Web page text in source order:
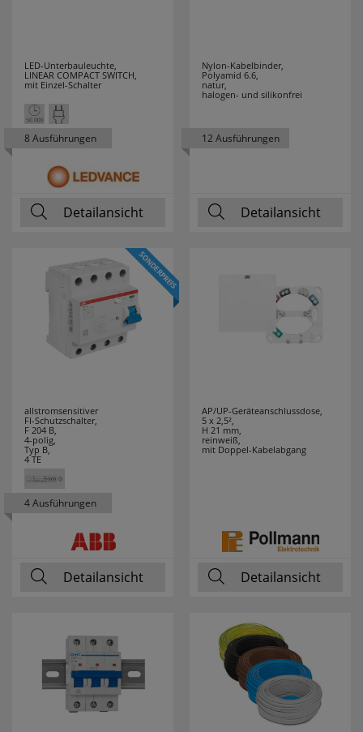
LED-Unterbauleuchte,
LINEAR COMPACT SWITCH,
mit Einzel-Schalter
8 Ausführungen
Detailansicht
Nylon-Kabelbinder,
Polyamid 6.6,
natur,
halogen- und silikonfrei
12 Ausführungen
Detailansicht
allstromsensitiver
FI-Schutzschalter,
F 204 B,
4-polig,
Typ B,
4 TE
4 Ausführungen
Detailansicht
AP/UP-Geräteanschlussdose,
5 x 2,5²,
H 21 mm,
reinweiß,
mit Doppel-Kabelabgang
Detailansicht